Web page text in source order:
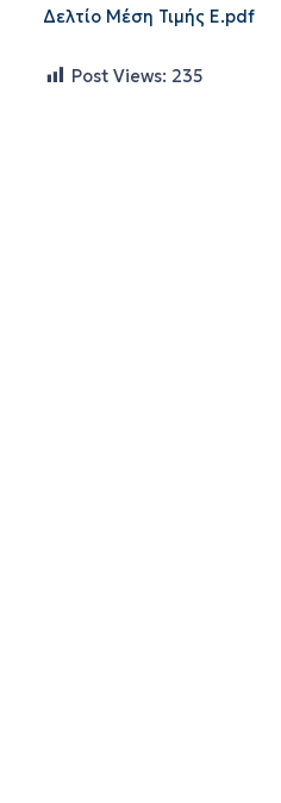
Δελτίο Μέση Τιμής Ε.pdf
Post Views: 235